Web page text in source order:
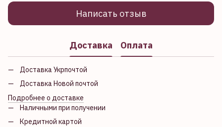
Написать отзыв
Доставка Оплата
Доставка Укрпочтой
Доставка Новой почтой
Подробнее о доставке
Наличными при получении
Кредитной картой